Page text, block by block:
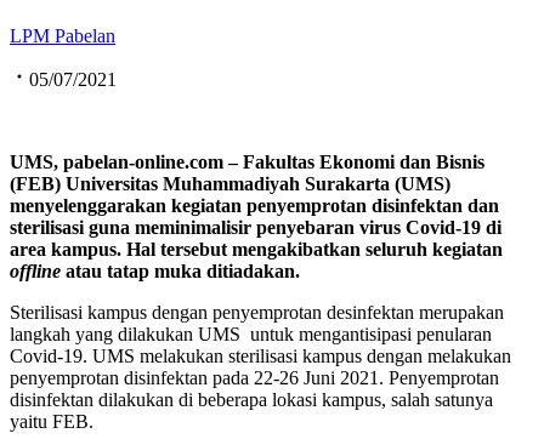
LPM Pabelan
05/07/2021
UMS, pabelan-online.com– Fakultas Ekonomi dan Bisnis
(FEB) Universitas Muhammadiyah Surakarta (UMS)
menyelenggarakan kegiatan penyemprotan disinfektan dan
sterilisasi guna meminimalisir penyebaran virus Covid-19 di
area kampus. Hal tersebut mengakibatkan seluruh kegiatan
offline atau tatap muka ditiadakan.
Sterilisasi kampus dengan penyemprotan desinfektan merupakan
langkah yang dilakukan UMS untuk mengantisipasi penularan
Covid-19. UMS melakukan sterilisasi kampus dengan melakukan
penyemprotan disinfektan pada 22-26 Juni 2021. Penyemprotan
disinfektan dilakukan di beberapa lokasi kampus, salah satunya
yaitu FEB.